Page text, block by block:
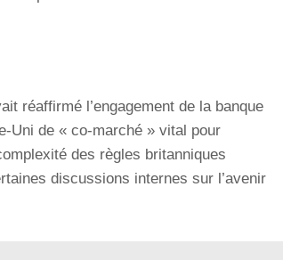
réaffirmé l’engagement de la banque
Uni de « co-marché » vital pour
des règles britanniques
discussions internes sur l’avenir